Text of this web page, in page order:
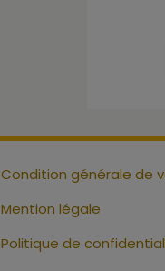
Condition générale de
Mention légale
Politique de